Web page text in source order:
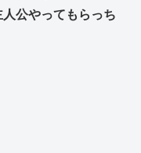
公やってもらっち